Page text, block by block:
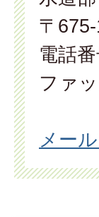
〒
電話
ファ
メー